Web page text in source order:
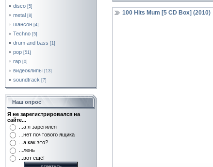
disco [5]
metal [8]
шансон [4]
Techno [5]
drum and bass [1]
pop [51]
rap [0]
видеоклипы [13]
soundtrack [7]
Наш опрос
Я не зарегистрировался на
сайте...
...а я зарегился
...нет почтового ящика
...а как это?
...лень
...вот ещё!
100 Hits Mum [5 CD Box] (2010)